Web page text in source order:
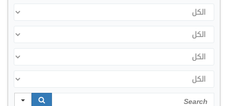
الكل
الكل
الكل
الكل
Search